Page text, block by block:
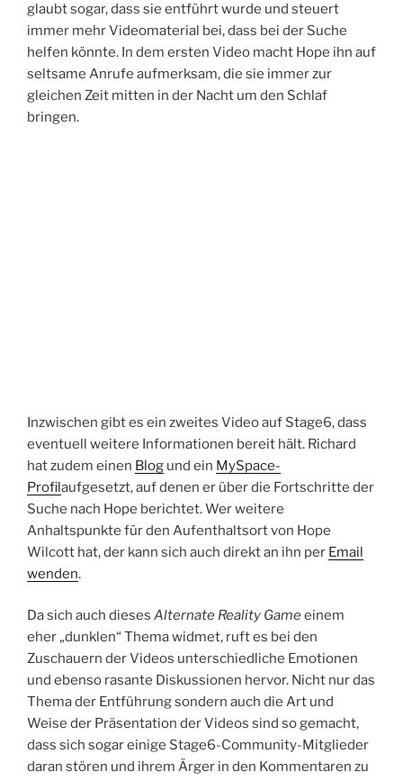
glaubt sogar, dass sie entführt wurde und steuert
immer mehr Videomaterial bei, dass bei der Suche
helfen könnte. In dem ersten Video macht Hope ihn auf
seltsame Anrufe aufmerksam, die sie immer zur
gleichen Zeit mitten in der Nacht um den Schlaf
bringen.
Inzwischen gibt es ein zweites Video auf Stage6, dass
eventuell weitere Informationen bereit hält. Richard
hat zudem einen Blog und ein MySpace-
Profilaufgesetzt, auf denen er über die Fortschritte der
Suche nach Hope berichtet. Wer weitere
Anhaltspunkte für den Aufenthaltsort von Hope
Wilcott hat, der kann sich auch direkt an ihn per Email
wenden.
Da sich auch dieses Alternate Reality Gameeinem
eher „dunklen“ Thema widmet, ruft es bei den
Zuschauern der Videos unterschiedliche Emotionen
und ebenso rasante Diskussionen hervor. Nicht nur das
Thema der Entführung sondern auch die Art und
Weise der Präsentation der Videos sind so gemacht,
dass sich sogar einige Stage6-Community-Mitglieder
daran stören und ihrem Ärger in den Kommentaren zu